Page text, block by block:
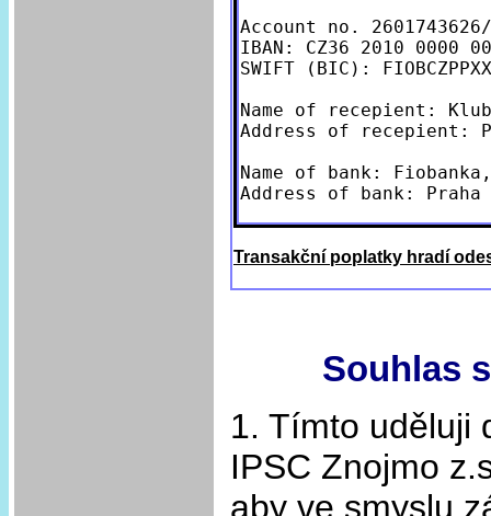
Account no.
IBAN: CZ36 2010 0000
SWIFT (BIC):
Name of recepient:
Address of recepient:
Name of bank:
Transakční poplatky hradí
Souhlas
1. Tímto uděluji
IPSC Znojmo
aby ve smyslu